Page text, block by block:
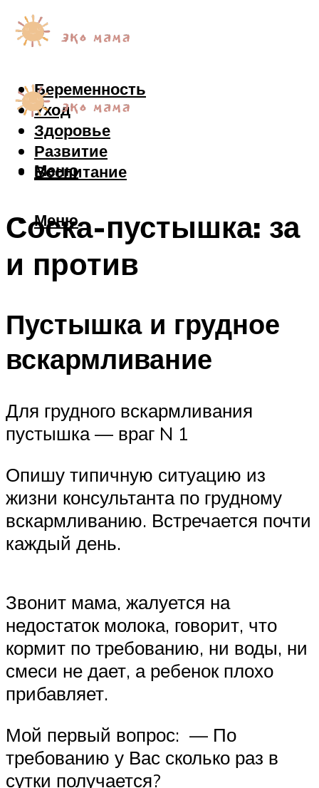
Беременность
Уход
Здоровье
Развитие
Воспитание
Меню
Меню
Соска-пустышка: за
и против
Пустышка и грудное
вскармливание
Для грудного вскармливания
пустышка — враг N 1
Опишу типичную ситуацию из
жизни консультанта по грудному
вскармливанию. Встречается почти
каждый день.
Звонит мама, жалуется на
недостаток молока, говорит, что
кормит по требованию, ни воды, ни
смеси не дает, а ребенок плохо
прибавляет.
Мой первый вопрос: — По
требованию у Вас сколько раз в
сутки получается?